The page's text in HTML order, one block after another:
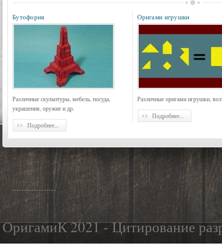
Бутофория
Различные скульптуры, мебель, посуда,
украшения, оружие и др.
Подробнее...
Оригами игрушки
Различные оригами игрушки,
Подробнее...
ОригамиК 2021 - Цитирование